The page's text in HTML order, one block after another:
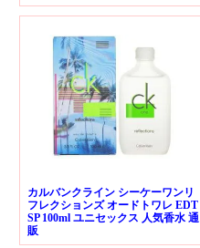
カルバンクライン シーケーワンリ
フレクションズ オードトワレ EDT
SP 100ml ユニセックス 人気香水 通
販